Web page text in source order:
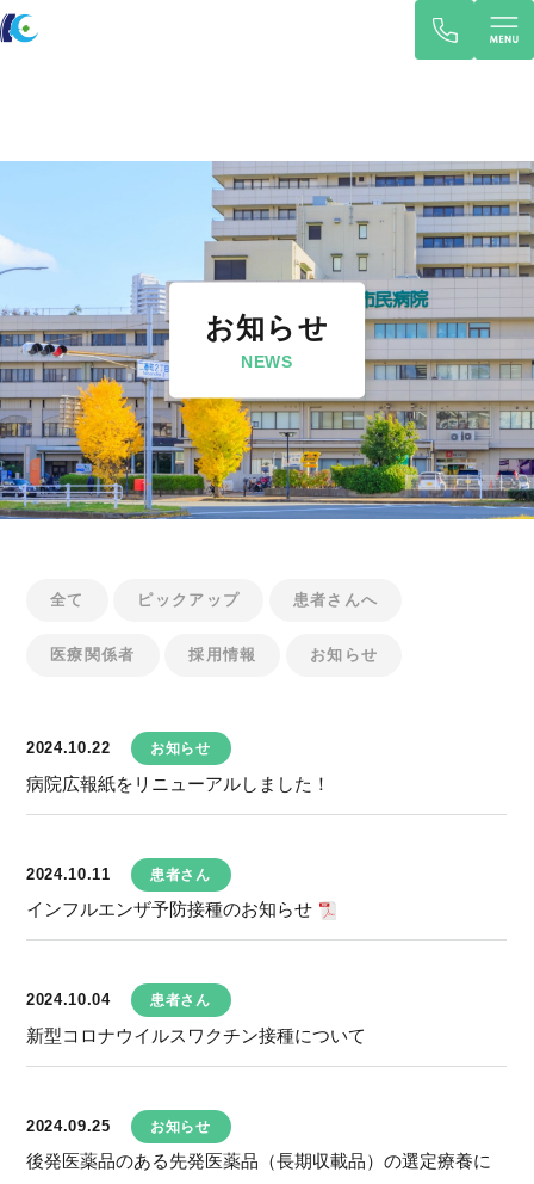
お知らせ
NEWS
全て ピックアップ 患者さんへ
医療関係者 採用情報 お知らせ
2024.10.22 お知らせ
病院広報紙をリニューアルしました！
2024.10.11 患者さん
インフルエンザ予防接種のお知らせ
2024.10.04 患者さん
新型コロナウイルスワクチン接種について
2024.09.25 お知らせ
後発医薬品のある先発医薬品（長期収載品）の選定療養に